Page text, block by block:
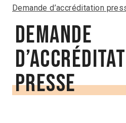
Demande d’accréditation
Demande
presse